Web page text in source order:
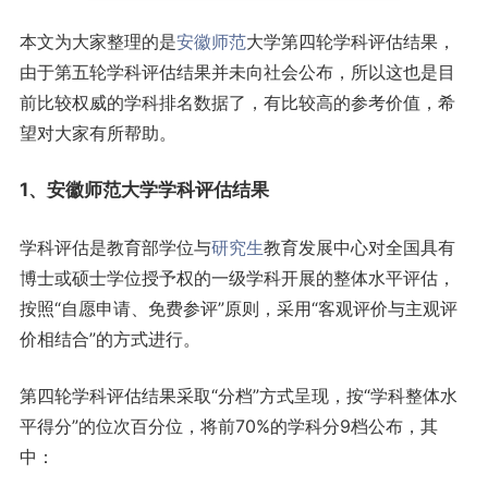
本文为大家整理的是安徽师范大学第四轮学科评估结果，
由于第五轮学科评估结果并未向社会公布，所以这也是目
前比较权威的学科排名数据了，有比较高的参考价值，希
望对大家有所帮助。
1、安徽师范大学学科评估结果
学科评估是教育部学位与研究生教育发展中心对全国具有
博士或硕士学位授予权的一级学科开展的整体水平评估，
按照“自愿申请、免费参评”原则，采用“客观评价与主观评
价相结合”的方式进行。
第四轮学科评估结果采取“分档”方式呈现，按“学科整体水
平得分”的位次百分位，将前70%的学科分9档公布，其
中：